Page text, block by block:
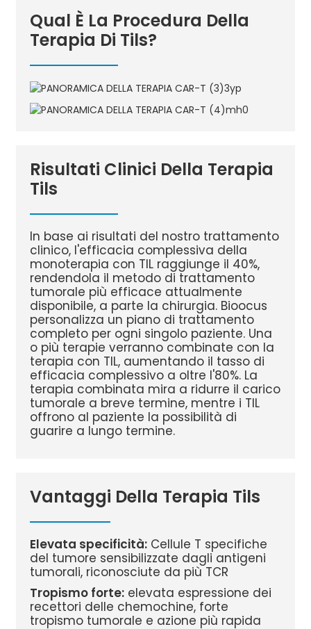
Qual È La Procedura Della
Terapia Di Tils?
Risultati Clinici Della Terapia
Tils
In base ai risultati del nostro trattamento
clinico, l'efficacia complessiva della
monoterapia con TIL raggiunge il 40%,
rendendola il metodo di trattamento
tumorale più efficace attualmente
disponibile, a parte la chirurgia. Bioocus
personalizza un piano di trattamento
completo per ogni singolo paziente. Una
o più terapie verranno combinate con la
terapia con TIL, aumentando il tasso di
efficacia complessivo a oltre l'80%. La
terapia combinata mira a ridurre il carico
tumorale a breve termine, mentre i TIL
offrono al paziente la possibilità di
guarire a lungo termine.
Vantaggi Della Terapia Tils
Elevata specificità:Cellule T specifiche
del tumore sensibilizzate dagli antigeni
tumorali, riconosciute da più TCR
Tropismo forte:elevata espressione dei
recettori delle chemochine, forte
tropismo tumorale e azione più rapida